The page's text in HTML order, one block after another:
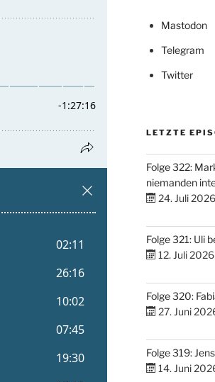
Mastodon
Telegram
Twitter
LETZTE
Folge 322:
niemanden
24. Juli 2026
Folge 321: Uli
12. Juli 2026
Folge 320:
27. Juni
Folge 319:
14. Juni